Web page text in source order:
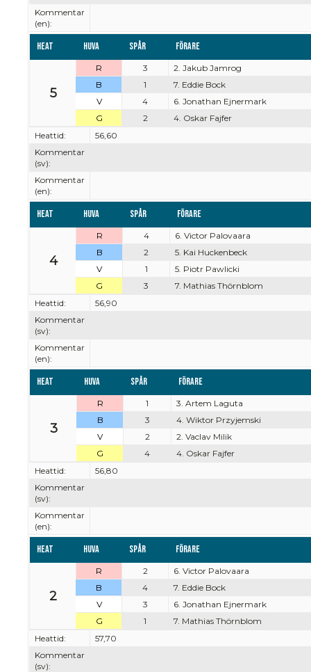
Kommentar
(en):
Heat Huva Spår Förare
5
R 3
2. Jakub Jamrog
B
1
7. Eddie Bock
V
4
6. Jonathan Ejnermark
G
2
4. Oskar Fajfer
Heattid:
56,60
Kommentar
(sv):
Kommentar
(en):
Heat Huva Spår Förare
4
R 4
6. Victor Palovaara
B
2
5. Kai Huckenbeck
V
1
5. Piotr Pawlicki
G
3
7. Mathias Thörnblom
Heattid:
56,90
Kommentar
(sv):
Kommentar
(en):
Heat Huva Spår Förare
3
R 1
3. Artem Laguta
B
3
4. Wiktor Przyjemski
V
2
2. Vaclav Milik
G
4
4. Oskar Fajfer
Heattid:
56,80
Kommentar
(sv):
Kommentar
(en):
Heat Huva Spår Förare
2
R 2
6. Victor Palovaara
B
4
7. Eddie Bock
V
3
6. Jonathan Ejnermark
G
1
7. Mathias Thörnblom
Heattid:
57,70
Kommentar
(sv):